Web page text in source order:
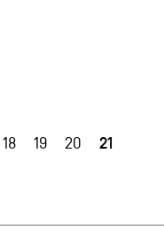
18 19 20 21